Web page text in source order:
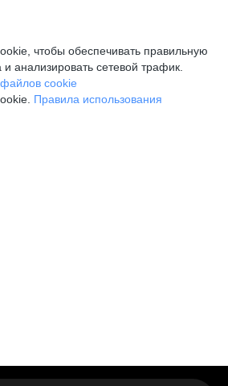
чтобы обеспечивать правильную
анализировать сетевой трафик.
cookie
Правила использования